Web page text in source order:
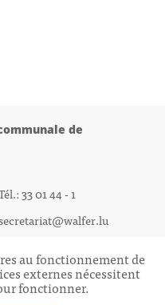
de
33 01 44 - 1
au fonctionnement de
externes nécessitent
fonctionner.